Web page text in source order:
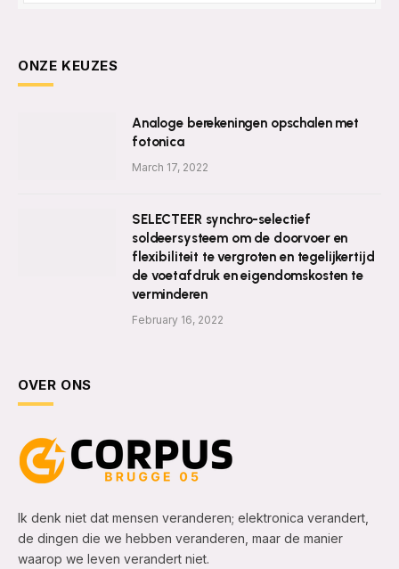
ONZE KEUZES
Analoge berekeningen opschalen met
fotonica
March 17, 2022
SELECTEER synchro-selectief
soldeersysteem om de doorvoer en
flexibiliteit te vergroten en tegelijkertijd
de voetafdruk en eigendomskosten te
verminderen
February 16, 2022
OVER ONS
Ik denk niet dat mensen veranderen; elektronica verandert,
de dingen die we hebben veranderen, maar de manier
waarop we leven verandert niet.